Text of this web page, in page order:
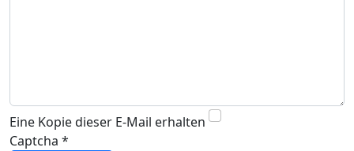
Eine Kopie dieser E-Mail erhalten
Captcha *